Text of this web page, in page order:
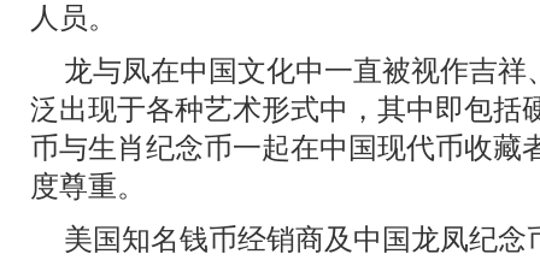
人员。
龙与凤在中国文化中一直被视作吉
泛出现于各种艺术形式中，其中即包括
币与生肖纪念币一起在中国现代币收藏
度尊重。
美国知名钱币经销商及中国龙凤纪